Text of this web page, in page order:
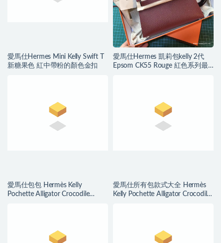
愛馬仕Hermes Mini Kelly Swift T
新糖果色 紅中帶粉的顏色金扣
愛馬仕Hermes 凱莉包kelly 2代
Epsom CK55 Rouge 紅色系列最
愛馬仕包包 Hermès Kelly
Pochette Alligator Crocodile
愛馬仕所有包款式大全 Hermès
Kelly Pochette Alligator Crocodile